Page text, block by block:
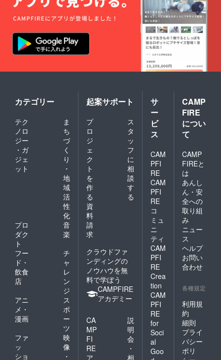
べませ
ん） ・
劇中の
アドリ
ブネタ
シーン
のノー
動画配
1ヶ月程
度・ダ
ロード
不可）
・先行
試写会
会参加
（日時
予定：
2025年
8月の土
2,3,9,10
,16,17,2
3,24,30,
31日の
いずれ
か予
定・東
京都
内）
（飲食
みま
通費は
ご負担
くださ
い）※詳
しくは
【試写
会＋食
カテゴリー
テク
ノロ
ジー
・ガ
ジェ
ット
ま
ち
づ
く
り
・
地
域
活
性
化
プロ
ダク
ト
音
楽
フー
ド・
飲食
店
チ
ャ
レ
ン
ジ
アニ
メ・
漫画
ス
ポ
ー
ツ
ファ
ッ
ショ
映
像
・
起案サポート
プ
ロ
ジ
ェ
ク
ト
を
作
る
ス
タ
ッ
フ
に
相
談
す
る
資
料
請
求
クラウドファ
ンディングの
ノウハウを無
料で学ぼう
CAMPFIRE
アカデミー
CA
MP
FI
RE
ア
説
明
会
・
相
サ
ー
ビ
ス
CAM
PFI
RE
CAM
PFI
RE
コ
ミュ
ニ
ティ
CAM
PFI
RE
Crea
tion
CAM
PFI
RE
for
Soci
al
Goo
CAMP
FIRE
につい
て
CAMP
FIREと
は
あんし
ん・安
全への
取り組
み
ニュー
ス
ヘルプ
お問い
合わせ
各種規定
利用規
約
細則
プライ
バシー
ポリ